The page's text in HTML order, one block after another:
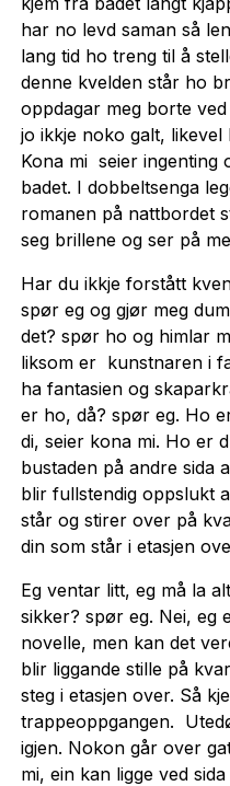
har no levd saman så
lang tid ho treng til å
denne kvelden står ho
oppdagar meg borte
jo ikkje noko galt, likevel
Kona mi seier ingenting
badet. I dobbeltsenga
romanen på nattbordet
seg brillene og ser på
Har du ikkje forstått
spør eg og gjør meg
det? spør ho og himlar
liksom er kunstnaren i
ha fantasien og
er ho, då? spør eg. Ho
di, seier kona mi. Ho er
bustaden på andre sida
blir fullstendig oppslukt
står og stirer over på
din som står i etasjen
Eg ventar litt, eg må la
sikker? spør eg. Nei, eg
novelle, men kan det
blir liggande stille på
steg i etasjen over. Så
trappeoppgangen.
igjen. Nokon går over
mi, ein kan ligge ved